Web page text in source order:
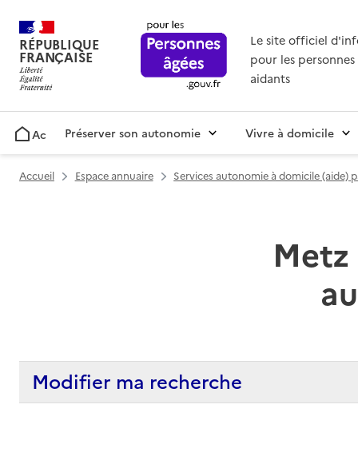
RÉPUBLIQUE
FRANÇAISE
Le site officiel
pour les personnes
aidants
AccueilPréserver son autonomie Vivre à domicile
Accueil Espace annuaire Services autonomie à domicile (aide)
Metz
Modifier ma recherche